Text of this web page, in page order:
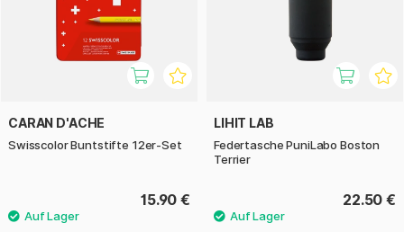
CARAN D'ACHE
Swisscolor Buntstifte 12er-Set
15.90 €
LIHIT LAB
Federtasche PuniLabo Boston
Terrier
22.50 €